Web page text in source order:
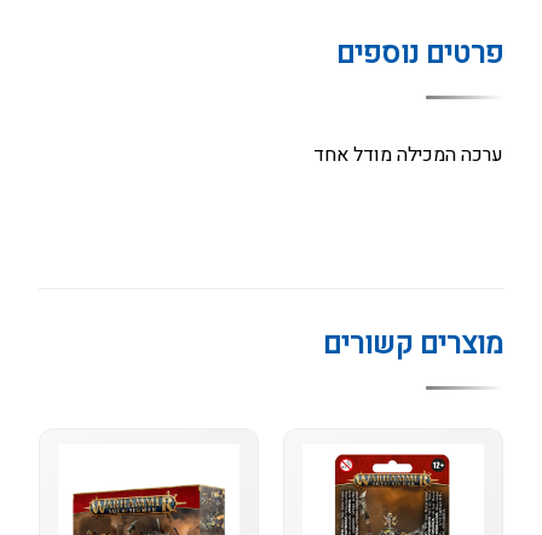
פרטים נוספים
ערכה המכילה מודל אחד
מוצרים קשורים